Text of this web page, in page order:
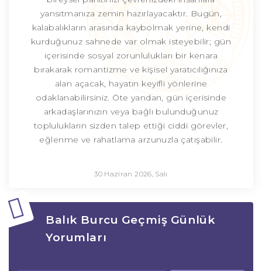
yansıtmanıza zemin hazırlayacaktır. Bugün,
kalabalıkların arasında kaybolmak yerine, kendi
kurduğunuz sahnede var olmak isteyebilir; gün
içerisinde sosyal zorunlulukları bir kenara
bırakarak romantizme ve kişisel yaratıcılığınıza
alan açacak, hayatın keyifli yönlerine
odaklanabilirsiniz. Öte yandan, gün içerisinde
arkadaşlarınızın veya bağlı bulunduğunuz
toplulukların sizden talep ettiği ciddi görevler,
eğlenme ve rahatlama arzunuzla çatışabilir.
30 Haziran 2026, Salı
Balık Burcu Geçmiş Günlük
Yorumları